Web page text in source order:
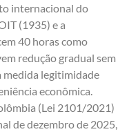
internacional do
(1935) e a
40 horas como
redução gradual sem
medida legitimidade
econômica.
(Lei 2101/2021)
de dezembro de 2025,